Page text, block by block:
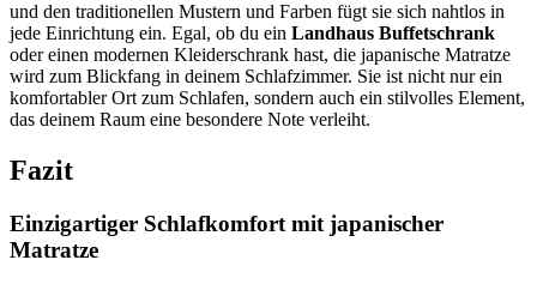
und den traditionellen Mustern und Farben fügt sie sich nahtlos in
jede Einrichtung ein. Egal, ob du ein Landhaus Buffetschrank
oder einen modernen Kleiderschrank hast, die japanische Matratze
wird zum Blickfang in deinem Schlafzimmer. Sie ist nicht nur ein
komfortabler Ort zum Schlafen, sondern auch ein stilvolles Element,
das deinem Raum eine besondere Note verleiht.
Fazit
Einzigartiger Schlafkomfort mit japanischer
Matratze